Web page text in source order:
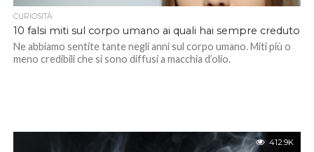
CURIOSITÀ
10 falsi miti sul corpo umano ai quali hai sempre creduto
Ne abbiamo sentite tante negli anni sul corpo umano. Miti più o
meno credibili che si sono diffusi a macchia d’olio.
412.9K